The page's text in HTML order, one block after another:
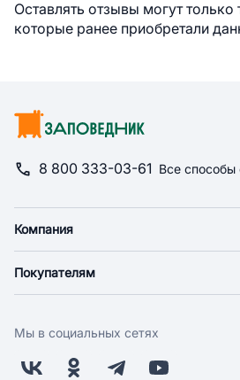
Оставлять отзывы могут только
которые ранее приобретали
8 800 333-03-61 Все способы
Компания
Новости
Поставщикам
Заводчикам
Покупателям
Оплата
Бонусная программа
Мы в социальных сетях